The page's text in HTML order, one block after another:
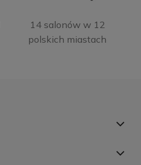
14 salonów w 12
polskich miastach